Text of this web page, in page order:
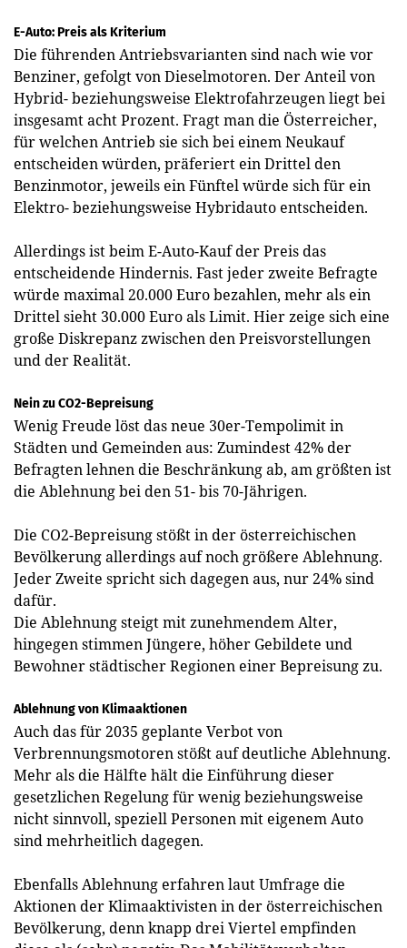
E-Auto: Preis als Kriterium
Die führenden Antriebsvarianten sind nach wie vor
Benziner, gefolgt von Dieselmotoren. Der Anteil von
Hybrid- beziehungsweise Elektrofahrzeugen liegt bei
insgesamt acht Prozent. Fragt man die Österreicher,
für welchen Antrieb sie sich bei einem Neukauf
entscheiden würden, präferiert ein Drittel den
Benzinmotor, jeweils ein Fünftel würde sich für ein
Elektro- beziehungsweise Hybridauto entscheiden.
Allerdings ist beim E-Auto-Kauf der Preis das
entscheidende Hindernis. Fast jeder zweite Befragte
würde maximal 20.000 Euro bezahlen, mehr als ein
Drittel sieht 30.000 Euro als Limit. Hier zeige sich eine
große Diskrepanz zwischen den Preisvorstellungen
und der Realität.
Nein zu CO2-Bepreisung
Wenig Freude löst das neue 30er-Tempolimit in
Städten und Gemeinden aus: Zumindest 42% der
Befragten lehnen die Beschränkung ab, am größten ist
die Ablehnung bei den 51- bis 70-Jährigen.
Die CO2-Bepreisung stößt in der österreichischen
Bevölkerung allerdings auf noch größere Ablehnung.
Jeder Zweite spricht sich dagegen aus, nur 24% sind
dafür.
Die Ablehnung steigt mit zunehmendem Alter,
hingegen stimmen Jüngere, höher Gebildete und
Bewohner städtischer Regionen einer Bepreisung zu.
Ablehnung von Klimaaktionen
Auch das für 2035 geplante Verbot von
Verbrennungsmotoren stößt auf deutliche Ablehnung.
Mehr als die Hälfte hält die Einführung dieser
gesetzlichen Regelung für wenig beziehungsweise
nicht sinnvoll, speziell Personen mit eigenem Auto
sind mehrheitlich dagegen.
Ebenfalls Ablehnung erfahren laut Umfrage die
Aktionen der Klimaaktivisten in der österreichischen
Bevölkerung, denn knapp drei Viertel empfinden